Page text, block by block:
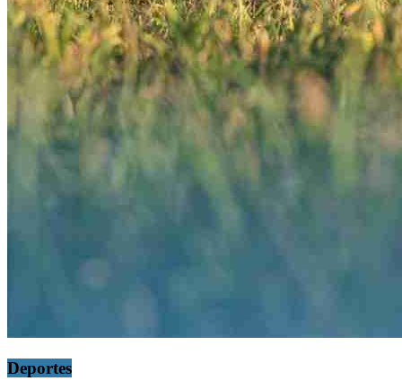
Deportes